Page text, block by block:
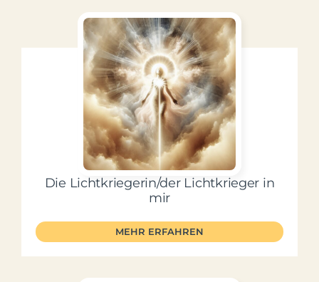
Die Lichtkriegerin/der Lichtkrieger in
mir
MEHR ERFAHREN